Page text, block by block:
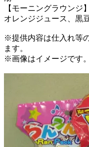
【モーニングラウンジ】
オレンジジュース、黒
※提供内容は仕入れ等
ます。
※画像はイメージです。